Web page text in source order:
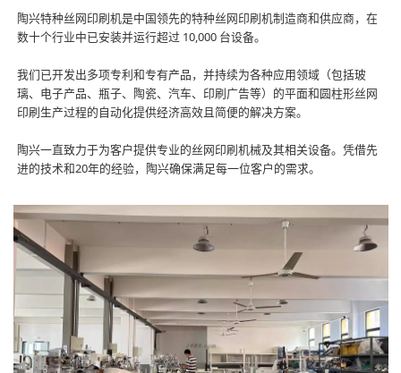
陶兴特种丝网印刷机是中国领先的特种丝网印刷机制造商和供应商，在
数十个行业中已安装并运行超过 10,000 台设备。
我们已开发出多项专利和专有产品，并持续为各种应用领域（包括玻
璃、电子产品、瓶子、陶瓷、汽车、印刷广告等）的平面和圆柱形丝网
印刷生产过程的自动化提供经济高效且简便的解决方案。
陶兴一直致力于为客户提供专业的丝网印刷机械及其相关设备。凭借先
进的技术和20年的经验，陶兴确保满足每一位客户的需求。